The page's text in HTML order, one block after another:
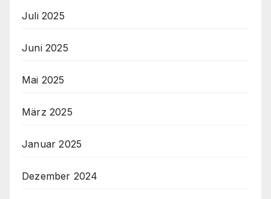
Juli 2025
Juni 2025
Mai 2025
März 2025
Januar 2025
Dezember 2024